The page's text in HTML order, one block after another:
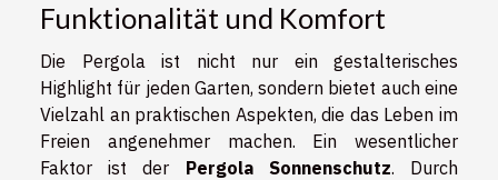
Funktionalität und Komfort
Die Pergola ist nicht nur ein gestalterisches
Highlight für jeden Garten, sondern bietet auch eine
Vielzahl an praktischen Aspekten, die das Leben im
Freien angenehmer machen. Ein wesentlicher
Faktor ist der Pergola Sonnenschutz. Durch